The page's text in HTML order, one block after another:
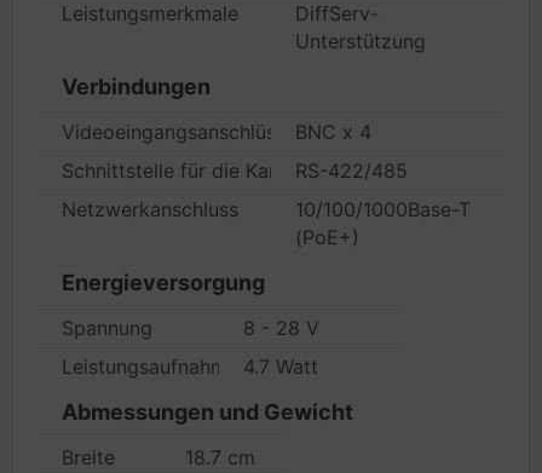
Leistungsmerkmale
DiffServ-
Unterstützung
Verbindungen
Videoeingangsanschlüsse BNC x 4
Schnittstelle für die Kamerasteuerung (PTZ)
RS-422/485
Netzwerkanschluss
10/100/1000Base-T
(PoE+)
Energieversorgung
Spannung
8 - 28 V
Leistungsaufnahme
4.7 Watt
Abmessungen und Gewicht
Breite
18.7 cm